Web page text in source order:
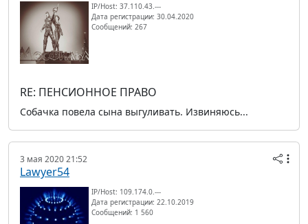
IP/Host: 37.110.43.---
Дата регистрации: 30.04.2020
Сообщений: 267
RE: ПЕНСИОННОЕ ПРАВО
Собачка повела сына выгуливать. Извиняюсь...
3 мая 2020 21:52
Lawyer54
IP/Host: 109.174.0.---
Дата регистрации: 22.10.2019
Сообщений: 1 560